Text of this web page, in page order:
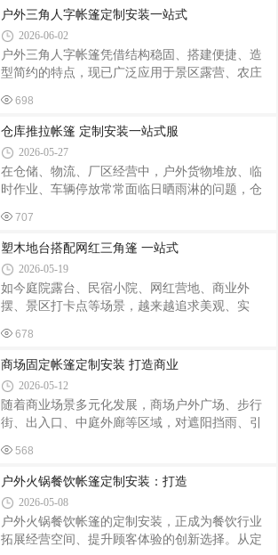
定制推拉帐篷，篷布选用加厚 PVC 涂油阻燃面
风格需求，一站式解决户外遮阳难题。市面上成
品遮阳篷尺寸单一，很多门店、庭院存在异形墙
面、窄门头、超大外摆等特殊工况，统一规格产
品无法贴合安装，还会出现漏水、支架不稳、开
合卡顿等问题。定制伸缩遮阳篷可根据实地长
宽、墙体承重、采光需求量身设计，从面料、骨
类场景。遮阳篷核心分为骨架与防水面料两大
户外三角人字帐篷定制安装一站式
2026-06-02
户外三角人字帐篷凭借结构稳固、搭建便捷、造
型简约的特点，现已广泛应用于景区露营、农庄
景。随着户外经济持续升温，标准化成品帐篷难
以满足场地尺寸、环境地貌、使用功能的差异化
需求，个性化定制与专业落地安装成为行业主流
选择。专业帐篷定制服务商依托成熟工艺与实地
勘测经验，从方案设计到落地安装全流程跟进，
为各类经营主体打造适配场地的人字三角帐篷。
三角人字帐篷采用人字坡面结构，力学布局合
出众。定制服务打破成品固定规格限制，可根
698
仓库推拉帐篷 定制安装一站式服
2026-05-27
在仓储、物流、厂区经营中，户外货物堆放、临
时作业、车辆停放常常面临日晒雨淋的问题，仓
优势，成为众多企业的优选设施。结合场地实际
需求进行定制化设计与规范安装，才能充分发挥
帐篷的使用价值，延长使用寿命。定制是打造适
配帐篷的首要环节。我们会根据客户场地尺寸、
使用场景、货物堆放规模实地勘测，精准规划整
体规格。针对不同使用环境，区分材质配置：篷
布选用耐磨、防水、防晒、抗老化面料，抵御风
加厚镀锌管材或铝合金材质，结构稳固、不
707
塑木地台搭配网红三角篷 一站式
2026-05-19
如今庭院露台、民宿小院、网红营地、商业外
摆、景区打卡点等场景，越来越追求美观、实
角篷组合，凭借颜值出众、耐用抗造、氛围感强
的优势，成为当下户外空间改造的热门选择。我
们专注塑木地台铺装、网红三角篷定制、整体配
套安装一站式服务，为客户打造安全美观、风格
统一的户外休闲空间。塑木地台作为户外地面核
心，采用环保塑木材料制成，防水防潮、防腐防
虫，不惧日晒雨淋，不易开裂变形，适配云南多
塑木免油漆、免养护，后期几乎零维护成本，防
678
商场固定帐篷定制安装 打造商业
2026-05-12
随着商业场景多元化发展，商场户外广场、步行
街、出入口、中庭外廊等区域，对遮阳挡雨、引
凭借造型美观、稳固耐用、遮阳防雨、适配商业
氛围等优势，成为各大购物中心、商业广场、商
业街标配户外配套设施。商场固定帐篷采用钢结
构框架搭配加厚阻燃篷布，整体结构稳固抗风，
可适应常年户外暴晒、风雨侵袭等环境。主体框
架选用优质镀锌钢管或铝合金材质，防锈防腐、
568
户外火锅餐饮帐篷定制安装：打造
2026-05-08
户外火锅餐饮帐篷的定制安装，正成为餐饮行业
拓展经营空间、提升顾客体验的创新选择。从定